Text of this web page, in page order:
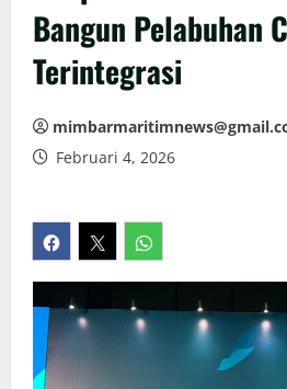
Bangun Pelabuhan
Terintegrasi
Februari 4, 2026